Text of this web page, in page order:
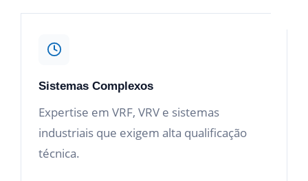
Sistemas Complexos
Expertise em VRF, VRV e sistemas
industriais que exigem alta qualificação
técnica.